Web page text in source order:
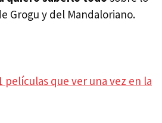
Grogu y del Mandaloriano.
películas que ver una vez en la